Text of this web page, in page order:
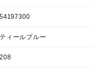
54197300
ティールブルー
208